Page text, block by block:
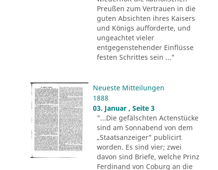
Preußen zum Vertrauen in die
guten Absichten ihres Kaisers
und Königs aufforderte, und
ungeachtet vieler
entgegenstehender Einflüsse
festen Schrittes sein ..."
Neueste Mitteilungen
1888
03. Januar , Seite 3
"...Die gefälschten Actenstücke
sind am Sonnabend von dem
„Staatsanzeiger" publicirt
worden. Es sind vier; zwei
davon sind Briefe, welche Prinz
Ferdinand von Coburg an die